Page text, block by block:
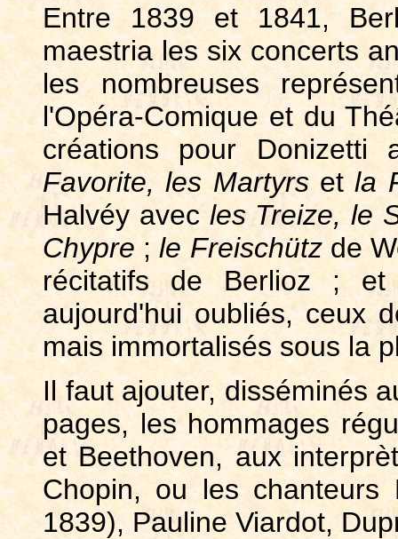
Entre 1839 et 1841,
maestria les six concerts
les nombreuses
l'Opéra-Comique et du
créations pour Donizetti
Favorite, les Martyrsetla
Halvéy avec les Treize, le
Chypre ;le Freischützde
récitatifs de Berlioz ; et
aujourd'hui oubliés, ceux
mais immortalisés sous la
Il faut ajouter, disséminés
pages, les hommages
et Beethoven, aux
Chopin, ou les chanteurs
1839), Pauline Viardot,